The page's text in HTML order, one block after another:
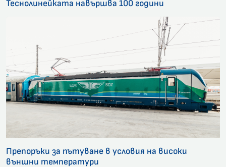
Теснолинейката навършва 100 години
Препоръки за пътуване в условия на високи
външни температури